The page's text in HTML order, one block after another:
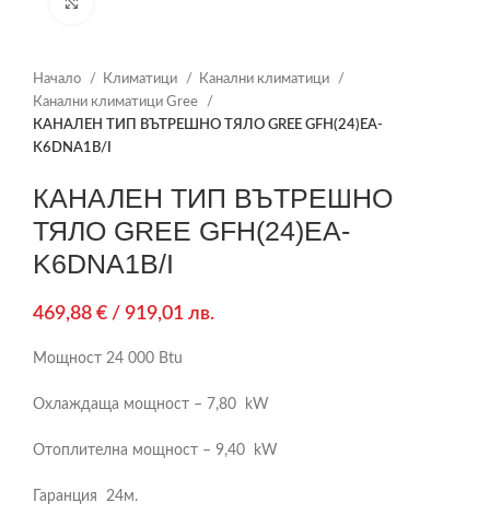
Начало Климатици
Канални климатици
Канални климатици Gree
КАНАЛЕН ТИП ВЪТРЕШНО ТЯЛО GREE GFH(24)EA-
K6DNA1B/I
КАНАЛЕН ТИП ВЪТРЕШНО
ТЯЛО GREE GFH(24)EA-
K6DNA1B/I
469,88 € / 919,01 лв.
Мощност 24 000 Btu
Охлаждаща мощност – 7,80 kW
Отоплителна мощност – 9,40 kW
Гаранция 24м.